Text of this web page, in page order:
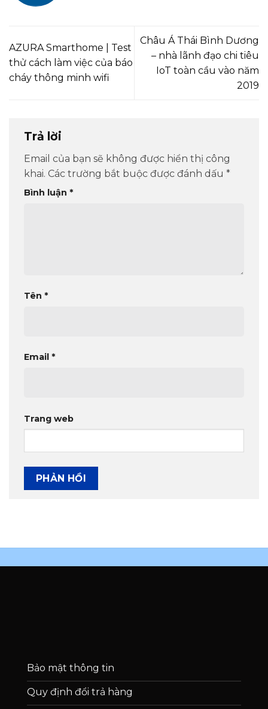
AZURA Smarthome | Test
thử cách làm việc của báo
cháy thông minh wifi
Châu Á Thái Bình Dương
– nhà lãnh đạo chi tiêu
IoT toàn cầu vào năm
2019
Trả lời
Email của bạn sẽ không được hiển thị công
khai. Các trường bắt buộc được đánh dấu *
Bình luận *
Tên *
Email *
Trang web
Bảo mật thông tin
Quy định đổi trả hàng